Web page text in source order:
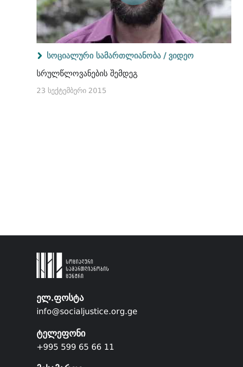
სოციალური სამართლიანობა / ვიდეო
სრულწლოვანების შემდეგ
23 სექტემბერი 2015
ელ.ფოსტა
info@socialjustice.org.ge
ტელეფონი
+995 599 65 66 11